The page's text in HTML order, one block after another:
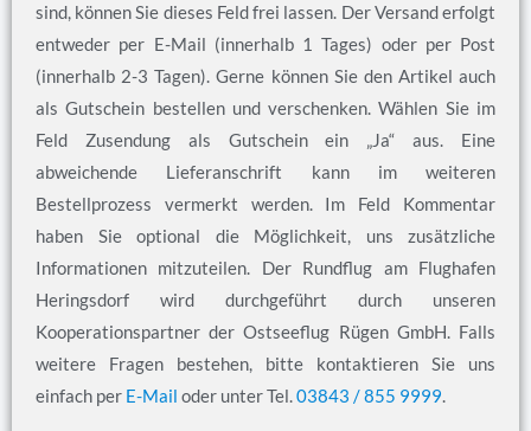
sind, können Sie dieses Feld frei lassen. Der Versand erfolgt
entweder per E-Mail (innerhalb 1 Tages) oder per Post
(innerhalb 2-3 Tagen). Gerne können Sie den Artikel auch
als Gutschein bestellen und verschenken. Wählen Sie im
Feld Zusendung als Gutschein ein „Ja“ aus. Eine
abweichende Lieferanschrift kann im weiteren
Bestellprozess vermerkt werden. Im Feld Kommentar
haben Sie optional die Möglichkeit, uns zusätzliche
Informationen mitzuteilen. Der Rundflug am Flughafen
Heringsdorf wird durchgeführt durch unseren
Kooperationspartner der Ostseeflug Rügen GmbH. Falls
weitere Fragen bestehen, bitte kontaktieren Sie uns
einfach per E-Mail oder unter Tel.03843 / 855 9999.